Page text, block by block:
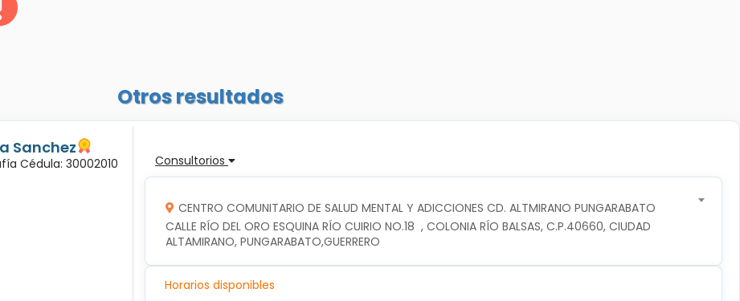
Otros resultados
Sanchez
Cédula: 30002010 Consultorios
CENTRO COMUNITARIO DE SALUD MENTAL Y ADICCIONES CD. ALTMIRANO PUNGARABATO
CALLE RÍO DEL ORO ESQUINA RÍO CUIRIO NO.18  , COLONIA RÍO BALSAS, C.P.40660, CIUDAD
ALTAMIRANO, PUNGARABATO,GUERRERO
Horarios disponibles